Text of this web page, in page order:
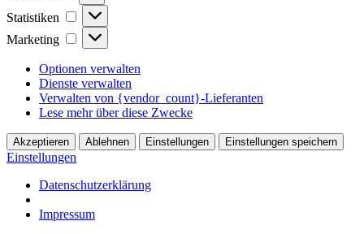
Statistiken Statistiken
Marketing Marketing
Optionen verwalten
Dienste verwalten
Verwalten von {vendor_count}-Lieferanten
Lese mehr über diese Zwecke
Akzeptieren Ablehnen Einstellungen Einstellungen speichern
Einstellungen
Datenschutzerklärung
Impressum